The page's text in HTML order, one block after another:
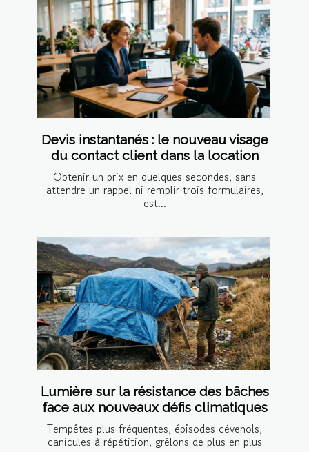
Devis instantanés : le nouveau visage
du contact client dans la location
Obtenir un prix en quelques secondes, sans
attendre un rappel ni remplir trois formulaires,
est...
Lumière sur la résistance des bâches
face aux nouveaux défis climatiques
Tempêtes plus fréquentes, épisodes cévenols,
canicules à répétition, grêlons de plus en plus